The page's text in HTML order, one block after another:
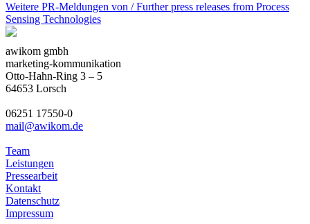
Weitere PR-Meldungen von / Further press releases from Process
Sensing Technologies
awikom gmbh
marketing-kommunikation
Otto-Hahn-Ring 3 – 5
64653 Lorsch
06251 17550-0
mail@awikom.de
Team
Leistungen
Pressearbeit
Kontakt
Datenschutz
Impressum